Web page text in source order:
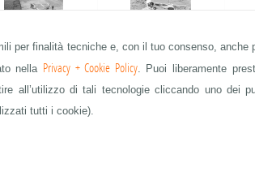
per finalità tecniche e, con il tuo consenso, anche
nella Privacy + Cookie Policy. Puoi liberamente
all’utilizzo di tali tecnologie cliccando uno dei
tutti i cookie).
POSTE SOMMOZZATORE